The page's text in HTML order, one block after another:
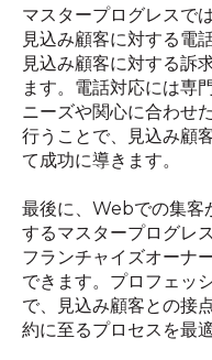
マスタープログレスで
見込み顧客に対する電
見込み顧客に対する訴
ます。電話対応には専
ニーズや関心に合わせ
行うことで、見込み顧
て成功に導きます。
最後に、 Webでの集客
するマスタープログレ
フランチャイズオーナ
できます。プロフェッ
で、見込み顧客との接
約に至るプロセスを最